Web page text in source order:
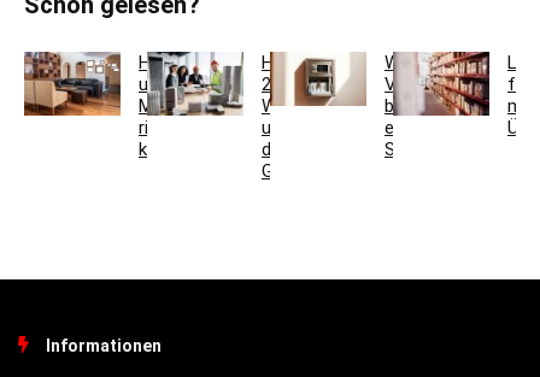
Holzfarben
und
Möbel
richtig
kombinieren
Hausmeisterservice
2.0:
Werkzeugkoffer
und
digitales
Gebäudemanagement
Welche
Vorteile
bietet
ein
Schlüsseltresor?
für
Informationen